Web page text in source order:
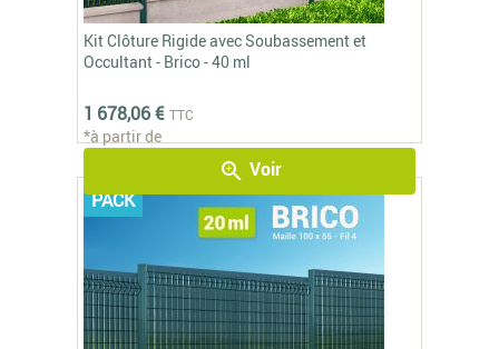
Kit Clôture Rigide avec Soubassement et
Occultant - Brico - 40 ml
1 678,06 € TTC
*à partir de
zoom_in Voir
PACK